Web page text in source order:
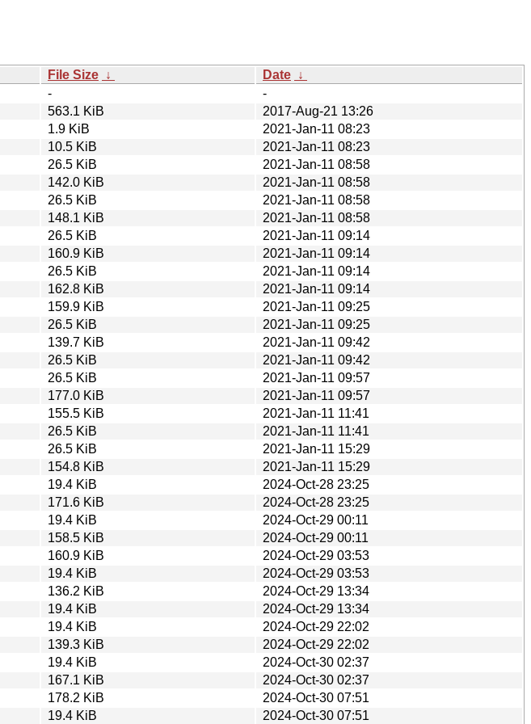
File Size ↓ Date ↓
-
-
563.1 KiB
2017-Aug-21 13:26
1.9 KiB
2021-Jan-11 08:23
10.5 KiB
2021-Jan-11 08:23
26.5 KiB
2021-Jan-11 08:58
142.0 KiB
2021-Jan-11 08:58
26.5 KiB
2021-Jan-11 08:58
148.1 KiB
2021-Jan-11 08:58
26.5 KiB
2021-Jan-11 09:14
160.9 KiB
2021-Jan-11 09:14
26.5 KiB
2021-Jan-11 09:14
162.8 KiB
2021-Jan-11 09:14
159.9 KiB
2021-Jan-11 09:25
26.5 KiB
2021-Jan-11 09:25
139.7 KiB
2021-Jan-11 09:42
26.5 KiB
2021-Jan-11 09:42
26.5 KiB
2021-Jan-11 09:57
177.0 KiB
2021-Jan-11 09:57
155.5 KiB
2021-Jan-11 11:41
26.5 KiB
2021-Jan-11 11:41
26.5 KiB
2021-Jan-11 15:29
154.8 KiB
2021-Jan-11 15:29
19.4 KiB
2024-Oct-28 23:25
171.6 KiB
2024-Oct-28 23:25
19.4 KiB
2024-Oct-29 00:11
158.5 KiB
2024-Oct-29 00:11
160.9 KiB
2024-Oct-29 03:53
19.4 KiB
2024-Oct-29 03:53
136.2 KiB
2024-Oct-29 13:34
19.4 KiB
2024-Oct-29 13:34
19.4 KiB
2024-Oct-29 22:02
139.3 KiB
2024-Oct-29 22:02
19.4 KiB
2024-Oct-30 02:37
167.1 KiB
2024-Oct-30 02:37
178.2 KiB
2024-Oct-30 07:51
19.4 KiB 2024-Oct-30 07:51